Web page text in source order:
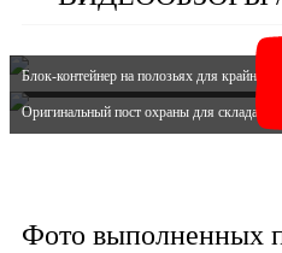
Блок-контейнер на полозьях для крайнего
Оригинальный пост охраны для склада
Фото выполненных